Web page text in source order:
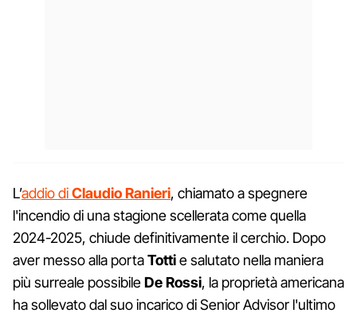
L’addio diClaudio Ranieri, chiamato a spegnere
l'incendio di una stagione scellerata come quella
2024-2025, chiude definitivamente il cerchio. Dopo
aver messo alla portaTottie salutato nella maniera
più surreale possibileDe Rossi, la proprietà americana
ha sollevato dal suo incarico di Senior Advisor l'ultimo